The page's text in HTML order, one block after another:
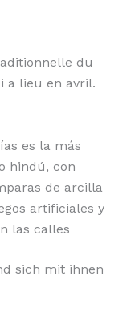
du
a lieu en avril.
es la más
hindú, con
de arcilla
artificiales y
las calles
sich mit ihnen